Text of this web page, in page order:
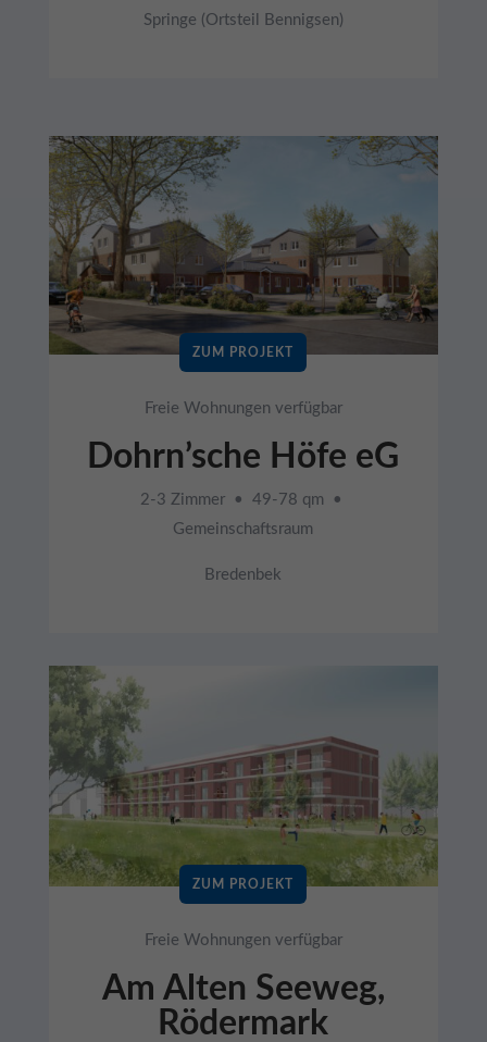
Springe (Ortsteil Bennigsen)
ZUM PROJEKT
Freie Wohnungen verfügbar
Dohrn’sche Höfe eG
2-3 Zimmer • 49-78 qm •
Gemeinschaftsraum
Bredenbek
ZUM PROJEKT
Freie Wohnungen verfügbar
Am Alten Seeweg,
Rödermark